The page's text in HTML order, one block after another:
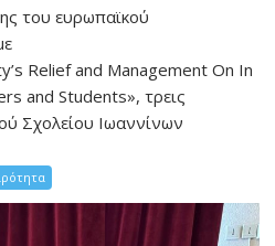
του ευρωπαϊκού
Relief and Management On In
and Students», τρεις
Σχολείου Ιωαννίνων